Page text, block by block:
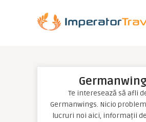
Te interesează să afli
Germanwings. Nicio
lucruri noi aici, informații